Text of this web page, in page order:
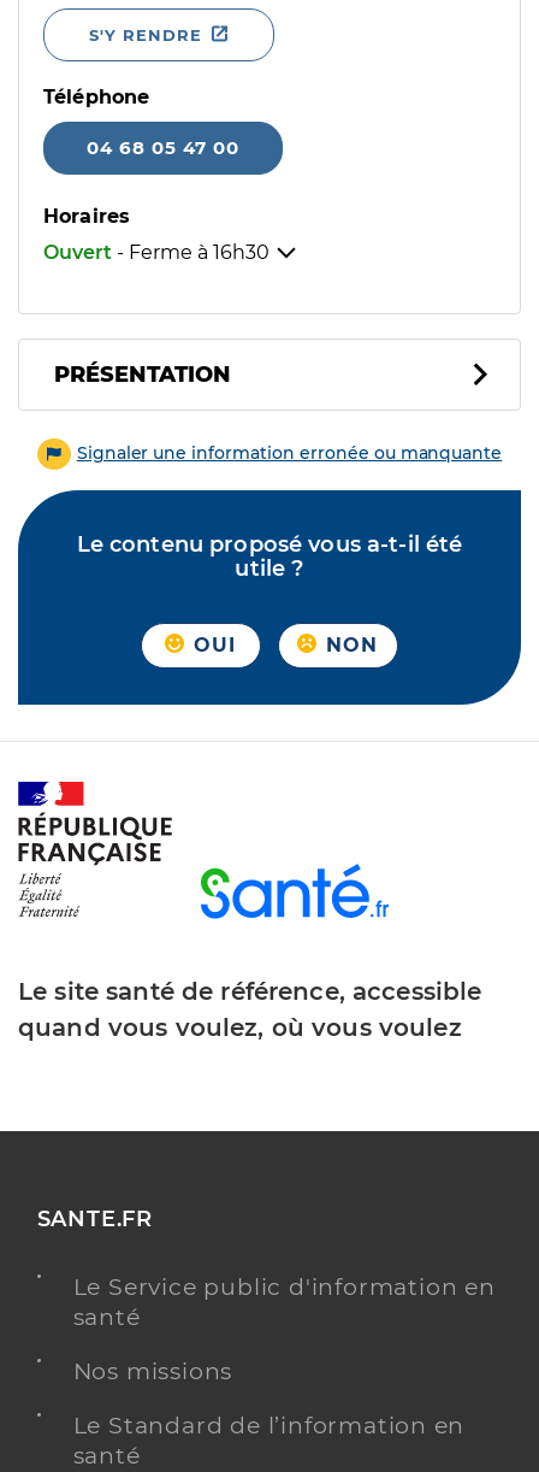
S'Y RENDRE
Téléphone
04 68 05 47 00
Horaires
Ouvert - Ferme à 16h30
PRÉSENTATION
Signaler une information erronée ou manquante
Le contenu proposé vous a-t-il été
utile ?
OUI NON
Le site santé de référence, accessible
quand vous voulez, où vous voulez
SANTE.FR
Le Service public d'information en
santé
Nos missions
Le Standard de l’information en
santé